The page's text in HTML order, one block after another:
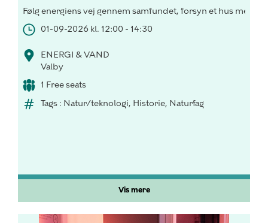
Følg energiens vej gennem samfundet, forsyn et hus med
01-09-2026 kl. 12:00 - 14:30
ENERGI & VAND
Valby
1 Free seats
Tags : Natur/teknologi, Historie, Naturfag
Vis mere